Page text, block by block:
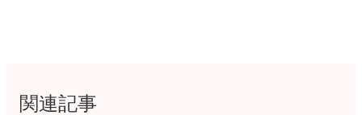
関連記事